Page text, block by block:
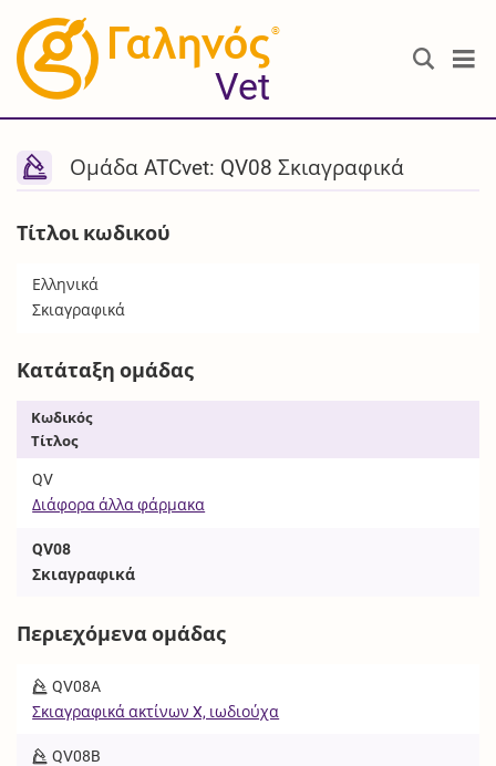
®
Vet
Ομάδα ATCvet: QV08 Σκιαγραφικά
Τίτλοι κωδικού
Ελληνικά
Σκιαγραφικά
Κατάταξη ομάδας
Κωδικός
Τίτλος
QV
Διάφορα άλλα φάρμακα
QV08
Σκιαγραφικά
Περιεχόμενα ομάδας
QV08A
Σκιαγραφικά ακτίνων X, ιωδιούχα
QV08B